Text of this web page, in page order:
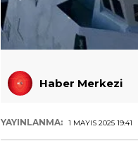
Haber Merkezi
YAYINLANMA: 1 MAYIS 2025 19:41